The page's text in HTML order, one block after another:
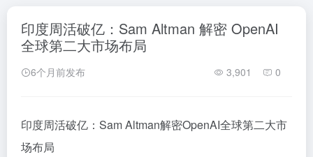
印度周活破亿：Sam Altman 解密 OpenAI
全球第二大市场布局
6个月前发布 3,901 0
印度周活破亿：Sam Altman解密OpenAI全球第二大市
场布局